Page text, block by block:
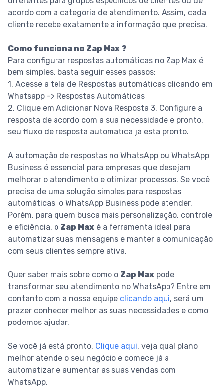
acordo com a categoria de atendimento. Assim, cada
cliente recebe exatamente a informação que precisa.
Como funciona no Zap Max ?
Para configurar respostas automáticas no Zap Max é
bem simples, basta seguir esses passos:
1. Acesse a tela de Respostas automáticas clicando em
Whatsapp -> Respostas Automáticas
2. Clique em Adicionar Nova Resposta 3. Configure a
resposta de acordo com a sua necessidade e pronto,
seu fluxo de resposta automática já está pronto.
A automação de respostas no WhatsApp ou WhatsApp
Business é essencial para empresas que desejam
melhorar o atendimento e otimizar processos. Se você
precisa de uma solução simples para respostas
automáticas, o WhatsApp Business pode atender.
Porém, para quem busca mais personalização, controle
e eficiência, o Zap Max é a ferramenta ideal para
automatizar suas mensagens e manter a comunicação
com seus clientes sempre ativa.
Quer saber mais sobre como o Zap Max pode
transformar seu atendimento no WhatsApp? Entre em
contanto com a nossa equipe clicando aqui, será um
prazer conhecer melhor as suas necessidades e como
podemos ajudar.
Se você já está pronto, Clique aqui, veja qual plano
melhor atende o seu negócio e comece já a
automatizar e aumentar as suas vendas com
WhatsApp.